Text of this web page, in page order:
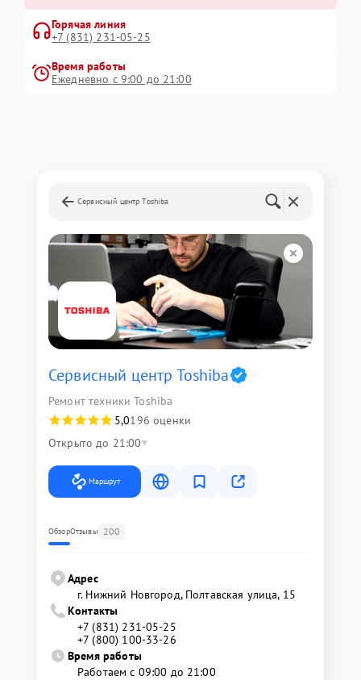
Горячая линия
+7 (831) 231-05-25
Время работы
Ежедневно с 9:00 до 21:00
Сервисный центр Toshiba
Сервисный центр Toshiba
Ремонт техники Toshiba
5,0196 оценки
Открыто до 21:00
Маршрут
ОбзорОтзывы 200
Адрес
г. Нижний Новгород, Полтавская улица, 15
Контакты
+7 (831) 231-05-25
+7 (800) 100-33-26
Время работы
Работаем с 09:00 до 21:00